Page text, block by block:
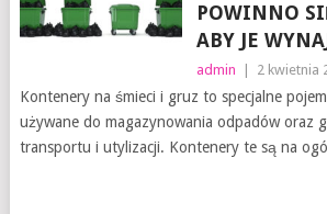
POWINNO
ABY JE
admin 2 kwietnia
Kontenery na śmieci i gruz to specjalne
używane do magazynowania odpadów oraz
transportu i utylizacji. Kontenery te są na